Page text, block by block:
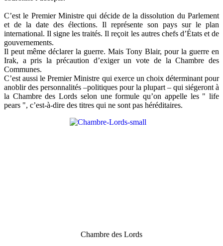
C’est le Premier Ministre qui décide de la dissolution du Parlement
et de la date des élections. Il représente son pays sur le plan
international. Il signe les traités. Il reçoit les autres chefs d’États et de
gouvernements.
Il peut même déclarer la guerre. Mais Tony Blair, pour la guerre en
Irak, a pris la précaution d’exiger un vote de la Chambre des
Communes.
C’est aussi le Premier Ministre qui exerce un choix déterminant pour
anoblir des personnalités –politiques pour la plupart – qui siégeront à
la Chambre des Lords selon une formule qu’on appelle les " life
pears ", c’est-à-dire des titres qui ne sont pas héréditaires.
Chambre des Lords